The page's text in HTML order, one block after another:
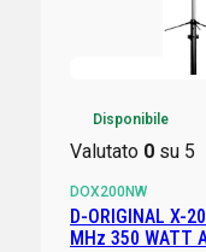
Disponibile
Valutato 0su 5
DOX200NW
D-ORIGINAL X-
MHz 350 WATT